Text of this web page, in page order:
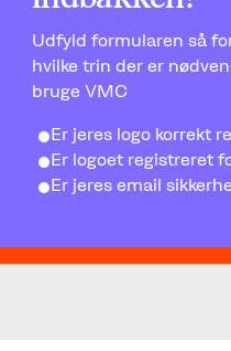
Udfyld formularen så
hvilke trin der er
bruge VMC
Er jeres logo korrekt
Er logoet registreret
Er jeres email